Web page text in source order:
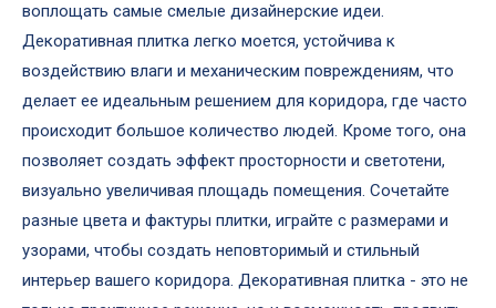
воплощать самые смелые дизайнерские идеи.
Декоративная плитка легко моется, устойчива к
воздействию влаги и механическим повреждениям, что
делает ее идеальным решением для коридора, где часто
происходит большое количество людей. Кроме того, она
позволяет создать эффект просторности и светотени,
визуально увеличивая площадь помещения. Сочетайте
разные цвета и фактуры плитки, играйте с размерами и
узорами, чтобы создать неповторимый и стильный
интерьер вашего коридора. Декоративная плитка - это не